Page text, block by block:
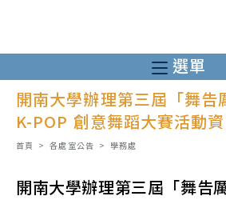
至
主
選單
開南大學辦理第三屆「舞告
K-POP 創意舞蹈大賽活動
首頁 > 各處室公告 > 學務處
開南大學辦理第三屆「舞告